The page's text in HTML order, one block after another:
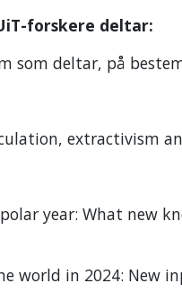
forskere deltar:
som deltar, på
extractivism
year: What new
world in 2024: New